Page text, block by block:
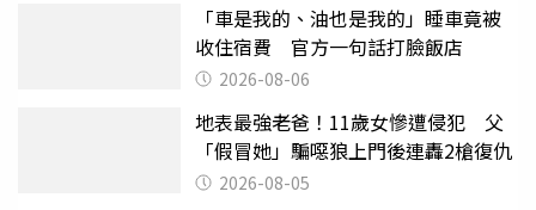
「車是我的、油也是我的」睡車竟被
收住宿費 官方一句話打臉飯店
2026-08-06
地表最強老爸！11歲女慘遭侵犯 父
「假冒她」騙噁狼上門後連轟2槍復仇
2026-08-05